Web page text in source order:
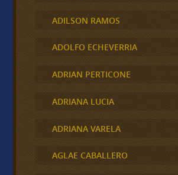
ADILSON RAMOS
ADOLFO ECHEVERRIA
ADRIAN PERTICONE
ADRIANA LUCIA
ADRIANA VARELA
AGLAE CABALLERO